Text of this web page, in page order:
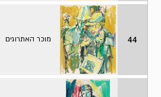
44 מוכר האתרוגים